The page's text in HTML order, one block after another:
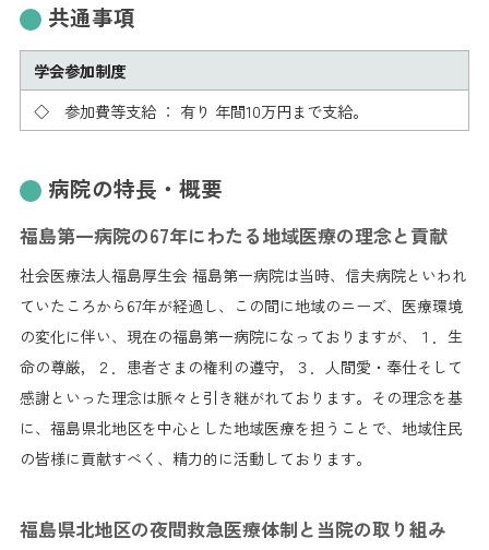
共通事項
学会参加制度
◇ 参加費等支給 ： 有り 年間10万円まで支給。
病院の特長・概要
福島第一病院の67年にわたる地域医療の理念と貢献
社会医療法人福島厚生会 福島第一病院は当時、信夫病院といわれ
ていたころから67年が経過し、この間に地域のニーズ、医療環境
の変化に伴い、現在の福島第一病院になっておりますが、１．生
命の尊厳，２．患者さまの権利の遵守，３．人間愛・奉仕そして
感謝といった理念は脈々と引き継がれております。その理念を基
に、福島県北地区を中心とした地域医療を担うことで、地域住民
の皆様に貢献すべく、精力的に活動しております。
福島県北地区の夜間救急医療体制と当院の取り組み